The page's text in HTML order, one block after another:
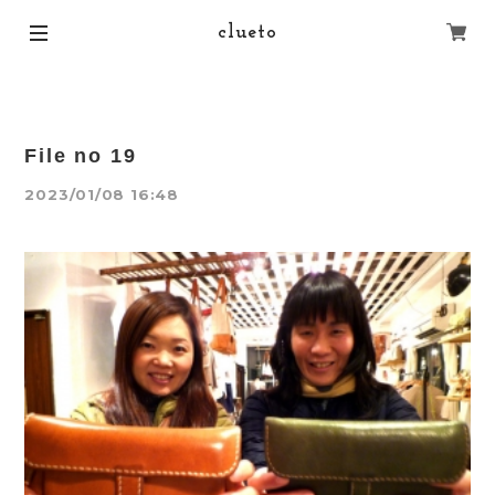
clueto
File no 19
2023/01/08 16:48